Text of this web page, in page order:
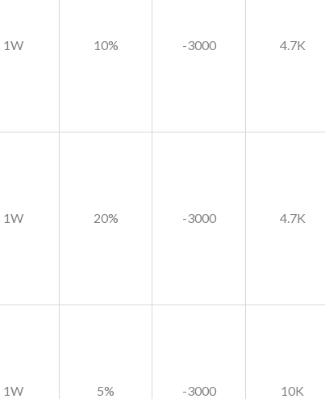
1W 10% -3000 4.7K
1W 20% -3000 4.7K
1W 5% -3000 10K